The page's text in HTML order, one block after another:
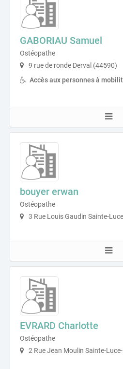
GABORIAU Samuel
Ostéopathe
9 rue de ronde Derval (44590)
Accès aux personnes à
bouyer erwan
Ostéopathe
3 Rue Louis Gaudin Sainte-
EVRARD Charlotte
Ostéopathe
2 Rue Jean Moulin Sainte-